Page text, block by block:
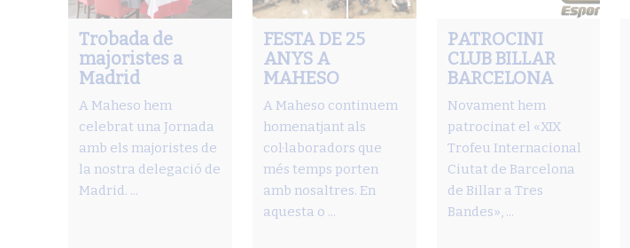
Trobada de
majoristes a
Madrid
A Maheso hem
celebrat una Jornada
amb els majoristes de
la nostra delegació de
Madrid. ...
FESTA DE 25
ANYS A
MAHESO
A Maheso continuem
homenatjant als
col·laboradors que
més temps porten
amb nosaltres. En
aquesta o ...
PATROCINI
CLUB BILLAR
BARCELONA
Novament hem
patrocinat el «XIX
Trofeu Internacional
Ciutat de Barcelona
de Billar a Tres
Bandes», ...